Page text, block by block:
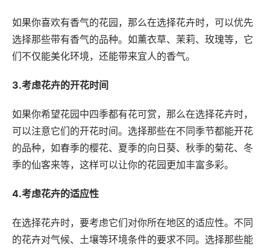
如果你喜欢有香气的花园，那么在选择花卉时，可以优先
选择那些带有香气的品种。如薰衣草、茉莉、玫瑰等，它
们不仅能美化环境，还能带来宜人的香气。
3.考虑花卉的开花时间
如果你希望花园中四季都有花可赏，那么在选择花卉时，
可以注意它们的开花时间。选择那些在不同季节都能开花
的品种，如春季的樱花、夏季的向日葵、秋季的菊花、冬
季的仙客来等，这样可以让你的花园更加丰富多彩。
4.考虑花卉的适应性
在选择花卉时，要考虑它们对你所在地区的适应性。不同
的花卉对气候、土壤等环境条件的要求不同。选择那些能